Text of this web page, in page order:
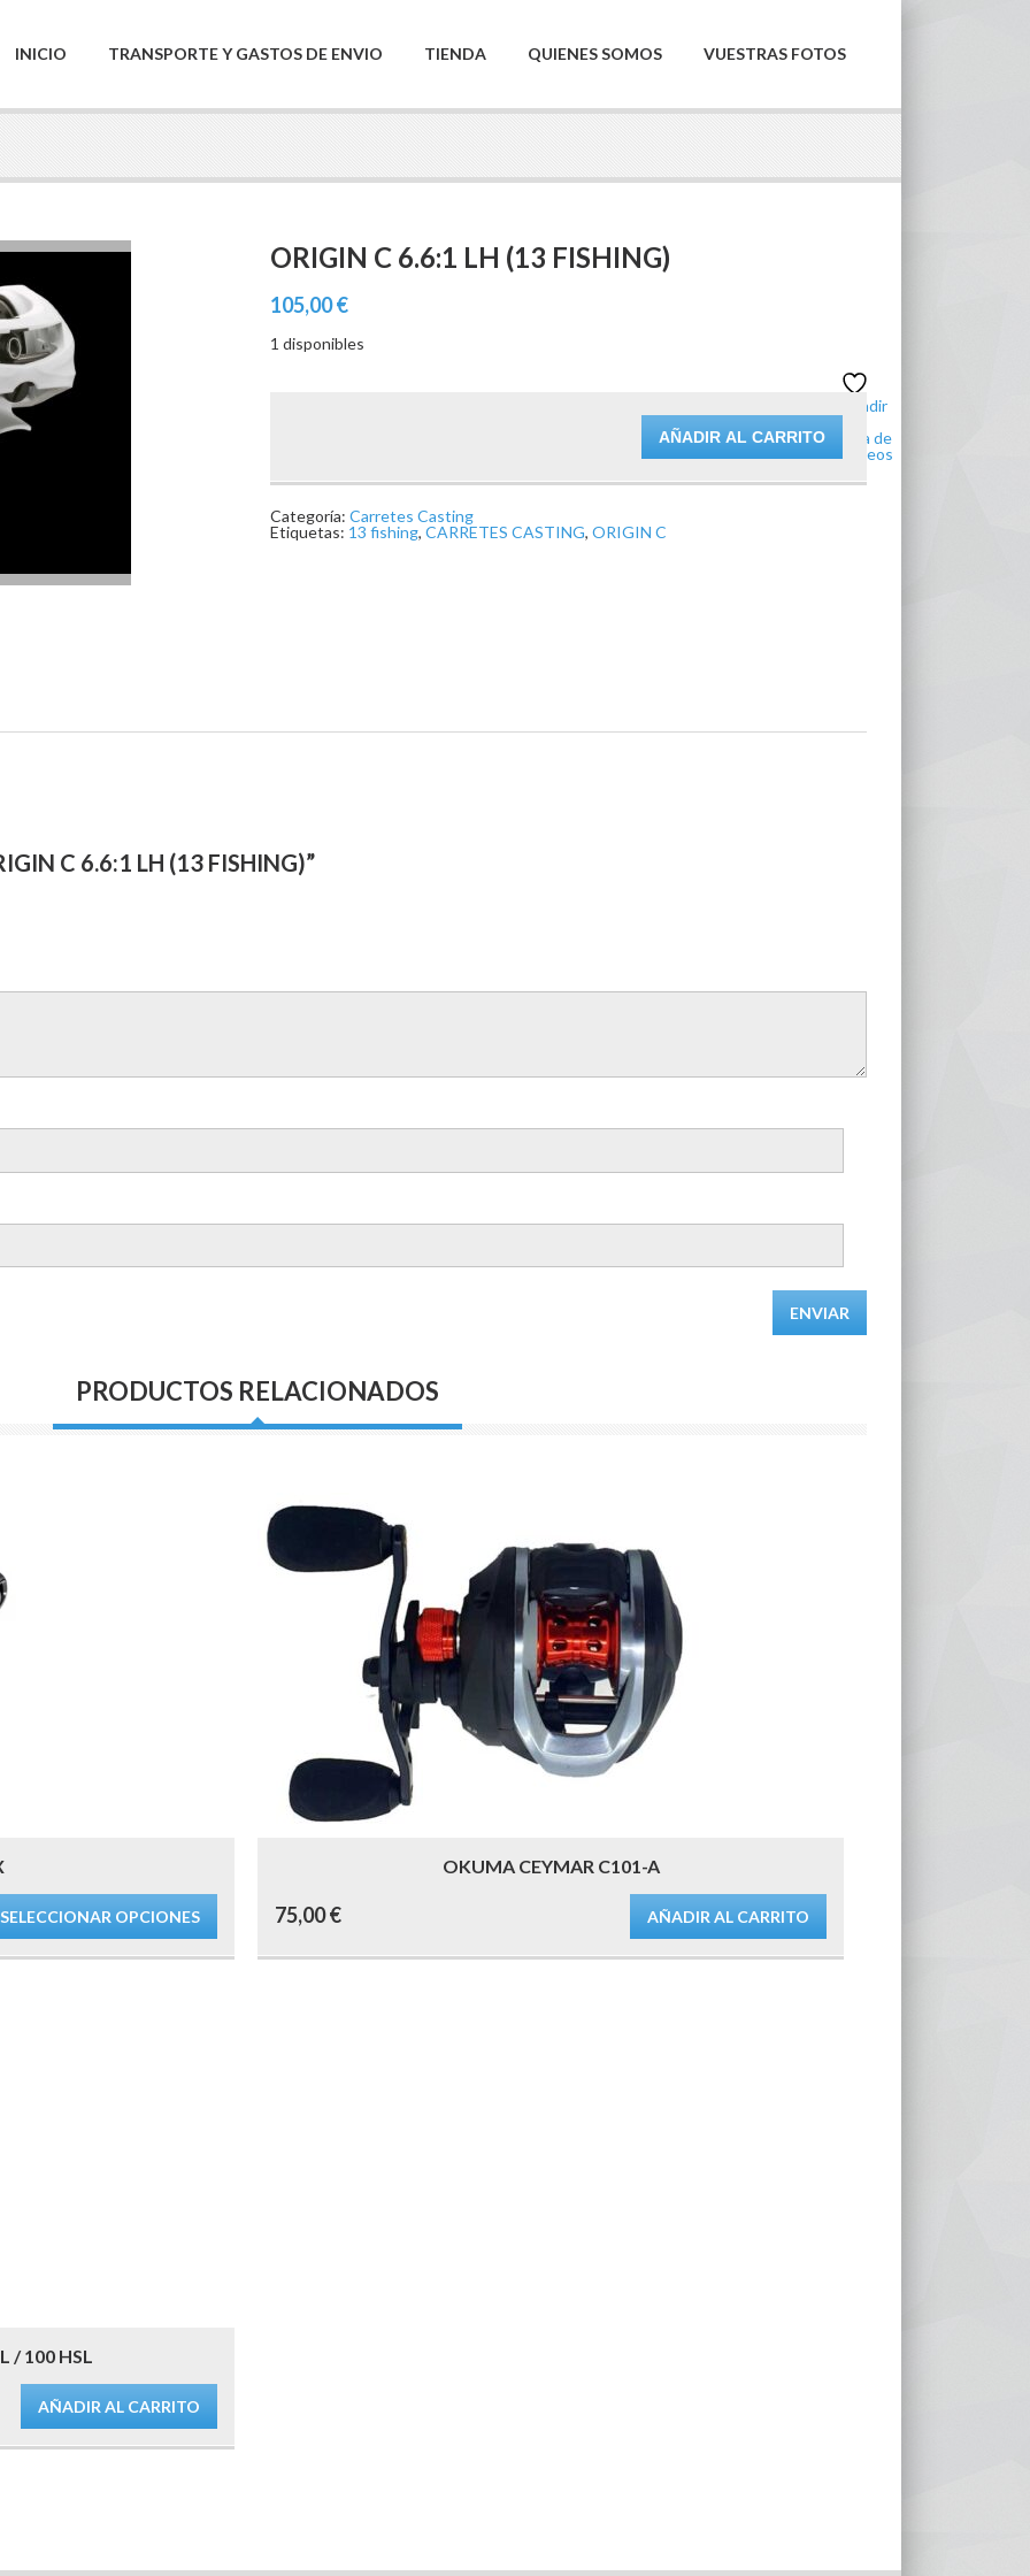
INICIO TRANSPORTE Y GASTOS DE ENVIO TIENDA QUIENES SOMOS VUESTRAS FOTOS
ORIGIN C 6.6:1 LH (13 FISHING)
105,00€
1 disponibles
(13
cantidad
AÑADIR AL CARRITO
Añadir
a la
lista de
deseos
Categoría: Carretes Casting
Etiquetas: 13 fishing, CARRETES CASTING, ORIGIN C
C 6.6:1 LH (13 FISHING)”
PRODUCTOS RELACIONADOS
SELECCIONAR OPCIONES
OKUMA CEYMAR C101-A
75,00€ AÑADIR AL CARRITO
/ 100 HSL
AÑADIR AL CARRITO